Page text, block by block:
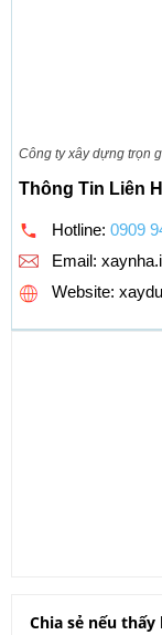
Công ty xây dựng trọn
Thông Tin Liên
Hotline: 0909
Email:
Website:
Chia sẻ nếu